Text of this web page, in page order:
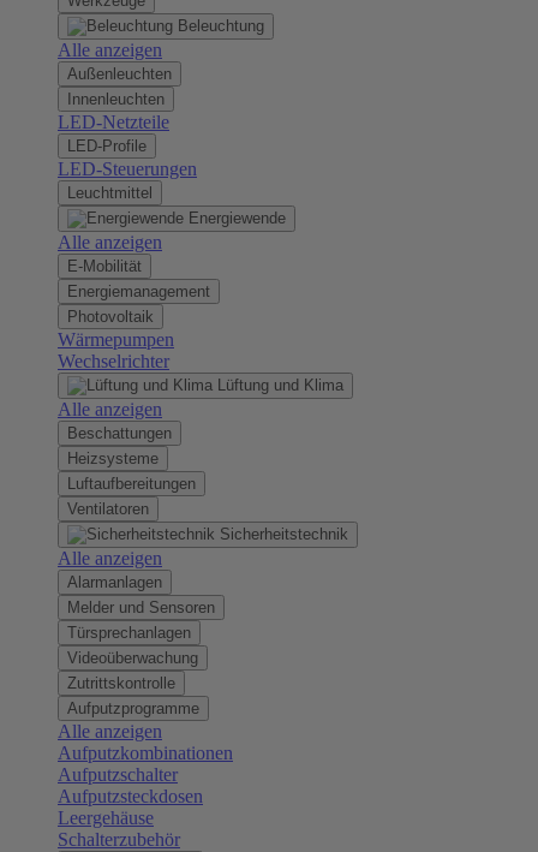
Beleuchtung
Alle anzeigen
Außenleuchten
Innenleuchten
LED-Netzteile
LED-Profile
LED-Steuerungen
Leuchtmittel
Energiewende
Alle anzeigen
E-Mobilität
Energiemanagement
Photovoltaik
Wärmepumpen
Wechselrichter
Lüftung und Klima
Alle anzeigen
Beschattungen
Heizsysteme
Luftaufbereitungen
Ventilatoren
Sicherheitstechnik
Alle anzeigen
Alarmanlagen
Melder und Sensoren
Türsprechanlagen
Videoüberwachung
Zutrittskontrolle
Aufputzprogramme
Alle anzeigen
Aufputzkombinationen
Aufputzschalter
Aufputzsteckdosen
Leergehäuse
Schalterzubehör